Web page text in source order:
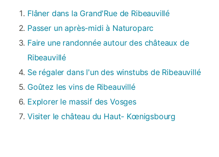
Flâner dans la Grand'Rue de Ribeauvillé
Passer un après-midi à Naturoparc
Faire une randonnée autour des châteaux de
Ribeauvillé
Se régaler dans l'un des winstubs de Ribeauvillé
Goûtez les vins de Ribeauvillé
Explorer le massif des Vosges
Visiter le château du Haut- Kœnigsbourg